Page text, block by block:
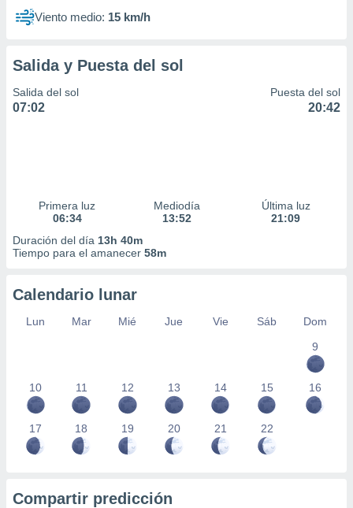
Viento medio: 15 km/h
Salida y Puesta del sol
Salida del sol
07:02
Puesta del sol
20:42
Primera luz
06:34
Mediodía
13:52
Última luz
21:09
Duración del día 13h 40m
Tiempo para el amanecer 58m
Calendario lunar
Lun Mar Mié Jue Vie Sáb
Dom
9
10 11 12 13 14 15 16
17 18 19 20 21 22
Compartir predicción